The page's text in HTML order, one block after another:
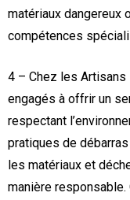
matériaux dangereux
compétences
4 – Chez les
engagés à offrir un
respectant
pratiques de
les matériaux et
manière